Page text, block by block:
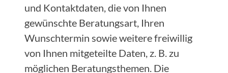
und Kontaktdaten, die von Ihnen
gewünschte Beratungsart, Ihren
Wunschtermin sowie weitere freiwillig
von Ihnen mitgeteilte Daten, z. B. zu
möglichen Beratungsthemen. Die